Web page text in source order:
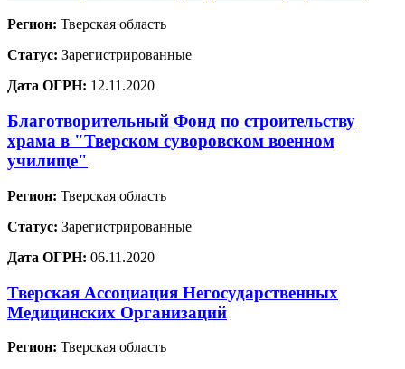
Регион: Тверская область
Статус: Зарегистрированные
Дата ОГРН: 12.11.2020
Благотворительный Фонд по строительству
храма в "Тверском суворовском военном
училище"
Регион: Тверская область
Статус: Зарегистрированные
Дата ОГРН: 06.11.2020
Тверская Ассоциация Негосударственных
Медицинских Организаций
Регион: Тверская область